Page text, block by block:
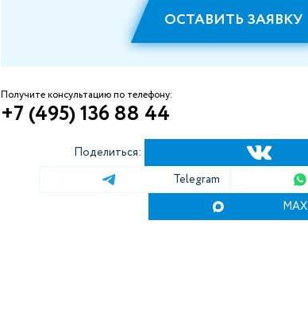
ОСТАВИТЬ ЗАЯВКУ
Получите консультацию по телефону:
+7 (495) 136 88 44
Поделиться:
Telegram
MAX